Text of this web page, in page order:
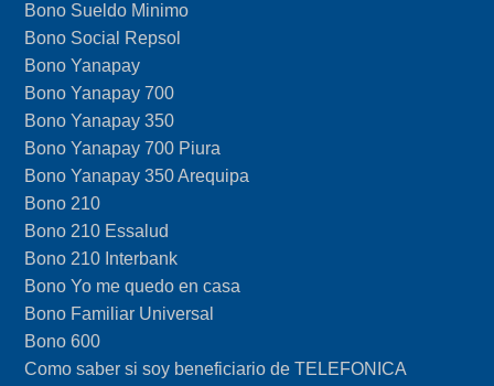
Bono Sueldo Minimo
Bono Social Repsol
Bono Yanapay
Bono Yanapay 700
Bono Yanapay 350
Bono Yanapay 700 Piura
Bono Yanapay 350 Arequipa
Bono 210
Bono 210 Essalud
Bono 210 Interbank
Bono Yo me quedo en casa
Bono Familiar Universal
Bono 600
Como saber si soy beneficiario de TELEFONICA